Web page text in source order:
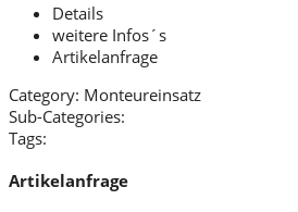
Details
weitere Infos´s
Artikelanfrage
Category: Monteureinsatz
Sub-Categories:
Tags:
Artikelanfrage